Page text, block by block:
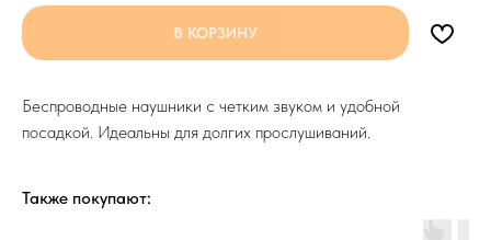
В КОРЗИНУ
Беспроводные наушники с четким звуком и удобной
посадкой. Идеальны для долгих прослушиваний.
Также покупают: